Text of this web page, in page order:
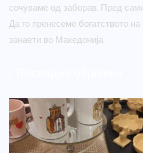
сочуваме од заборав. Пред
Да го пренесеме богатството
занаети во Македонија.